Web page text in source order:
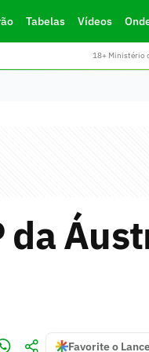
Tabelas Vídeos
18+ Ministério
da
Favorite o